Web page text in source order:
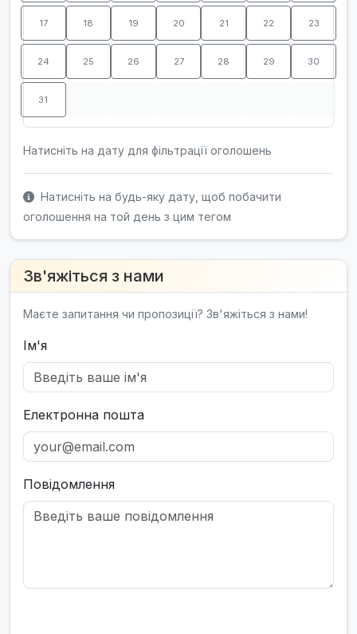
17 18 19 20 21 22 23
24 25 26 27 28 29 30
31
Натисніть на дату для фільтрації оголошень
Натисніть на будь-яку дату, щоб побачити
оголошення на той день з цим тегом
Зв'яжіться з нами
Маєте запитання чи пропозиції? Зв'яжіться з нами!
Ім'я
Електронна пошта
Повідомлення